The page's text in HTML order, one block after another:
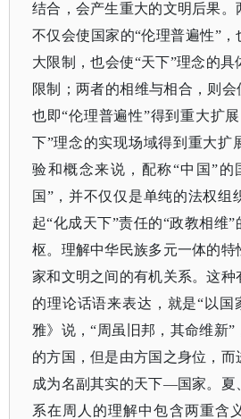
结合，会产生重大的文明后果。
不仅会使国家的“伦理普遍性”，
大限制，也会使“天下”理念的
限制；两者的相维与相合，则会
也即“伦理普遍性”得到重大扩
下”理念的实现场域得到重大扩
验和概念来说，配称“中国”的
国”，并不仅仅是单纯的法权组
起“化成天下”责任的“政教相维”
枢。理解中华民族多元一体的特
家和文明之间的有机关系。这种
的理论话语来表达，就是“以国
雅》说，“周虽旧邦，其命维新”
的方国，但是由方国之身位，而
成为名副其实的天下—国家。夏
系在周人的理解中包含两重含